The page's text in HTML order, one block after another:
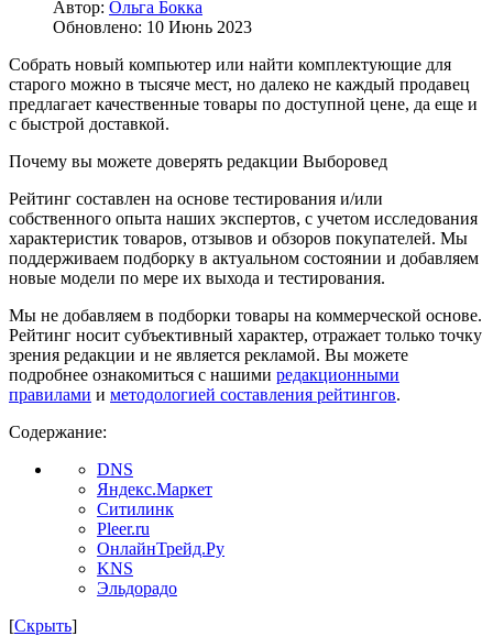
Автор: Ольга Бокка
Обновлено: 10 Июнь 2023
Собрать новый компьютер или найти комплектующие для
старого можно в тысяче мест, но далеко не каждый продавец
предлагает качественные товары по доступной цене, да еще и
с быстрой доставкой.
Почему вы можете доверять редакции Выборовед
Рейтинг составлен на основе тестирования и/или
собственного опыта наших экспертов, с учетом исследования
характеристик товаров, отзывов и обзоров покупателей. Мы
поддерживаем подборку в актуальном состоянии и добавляем
новые модели по мере их выхода и тестирования.
Мы не добавляем в подборки товары на коммерческой основе.
Рейтинг носит субъективный характер, отражает только точку
зрения редакции и не является рекламой. Вы можете
подробнее ознакомиться с нашими редакционными
правилами и методологией составления рейтингов.
Содержание:
DNS
Яндекс.Маркет
Ситилинк
Pleer.ru
ОнлайнТрейд.Ру
KNS
Эльдорадо
[Скрыть]